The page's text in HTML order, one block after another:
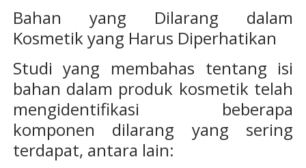
Bahan yang Dilarang dalam
Kosmetik yang Harus Diperhatikan
Studi yang membahas tentang isi
bahan dalam produk kosmetik telah
mengidentifikasi beberapa
komponen dilarang yang sering
terdapat, antara lain: